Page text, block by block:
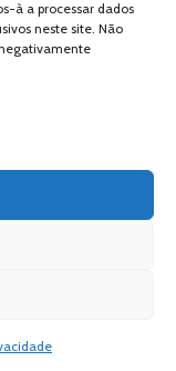
à a processar dados
neste site. Não